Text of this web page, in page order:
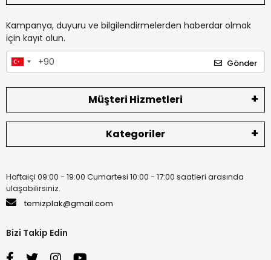
Kampanya, duyuru ve bilgilendirmelerden haberdar olmak
için kayıt olun.
Gönder
Müşteri Hizmetleri
Kategoriler
Haftaiçi 09:00 - 19:00 Cumartesi 10:00 - 17:00 saatleri arasında
ulaşabilirsiniz.
temizplak@gmail.com
Bizi Takip Edin